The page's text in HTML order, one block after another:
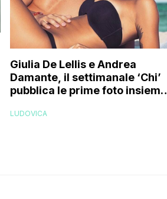
Giulia De Lellis e Andrea
Damante, il settimanale ‘Chi’
pubblica le prime foto insieme
LUDOVICA